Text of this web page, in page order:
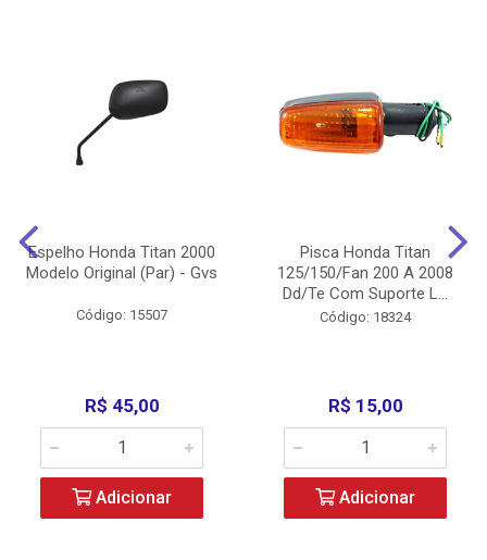
Espelho Honda Titan 2000
Modelo Original (Par) - Gvs
Código: 15507
R$ 45,00
Adicionar
Pisca Honda Titan
125/150/Fan 200 A 2008
Dd/Te Com Suporte L...
Código: 18324
R$ 15,00
Adicionar